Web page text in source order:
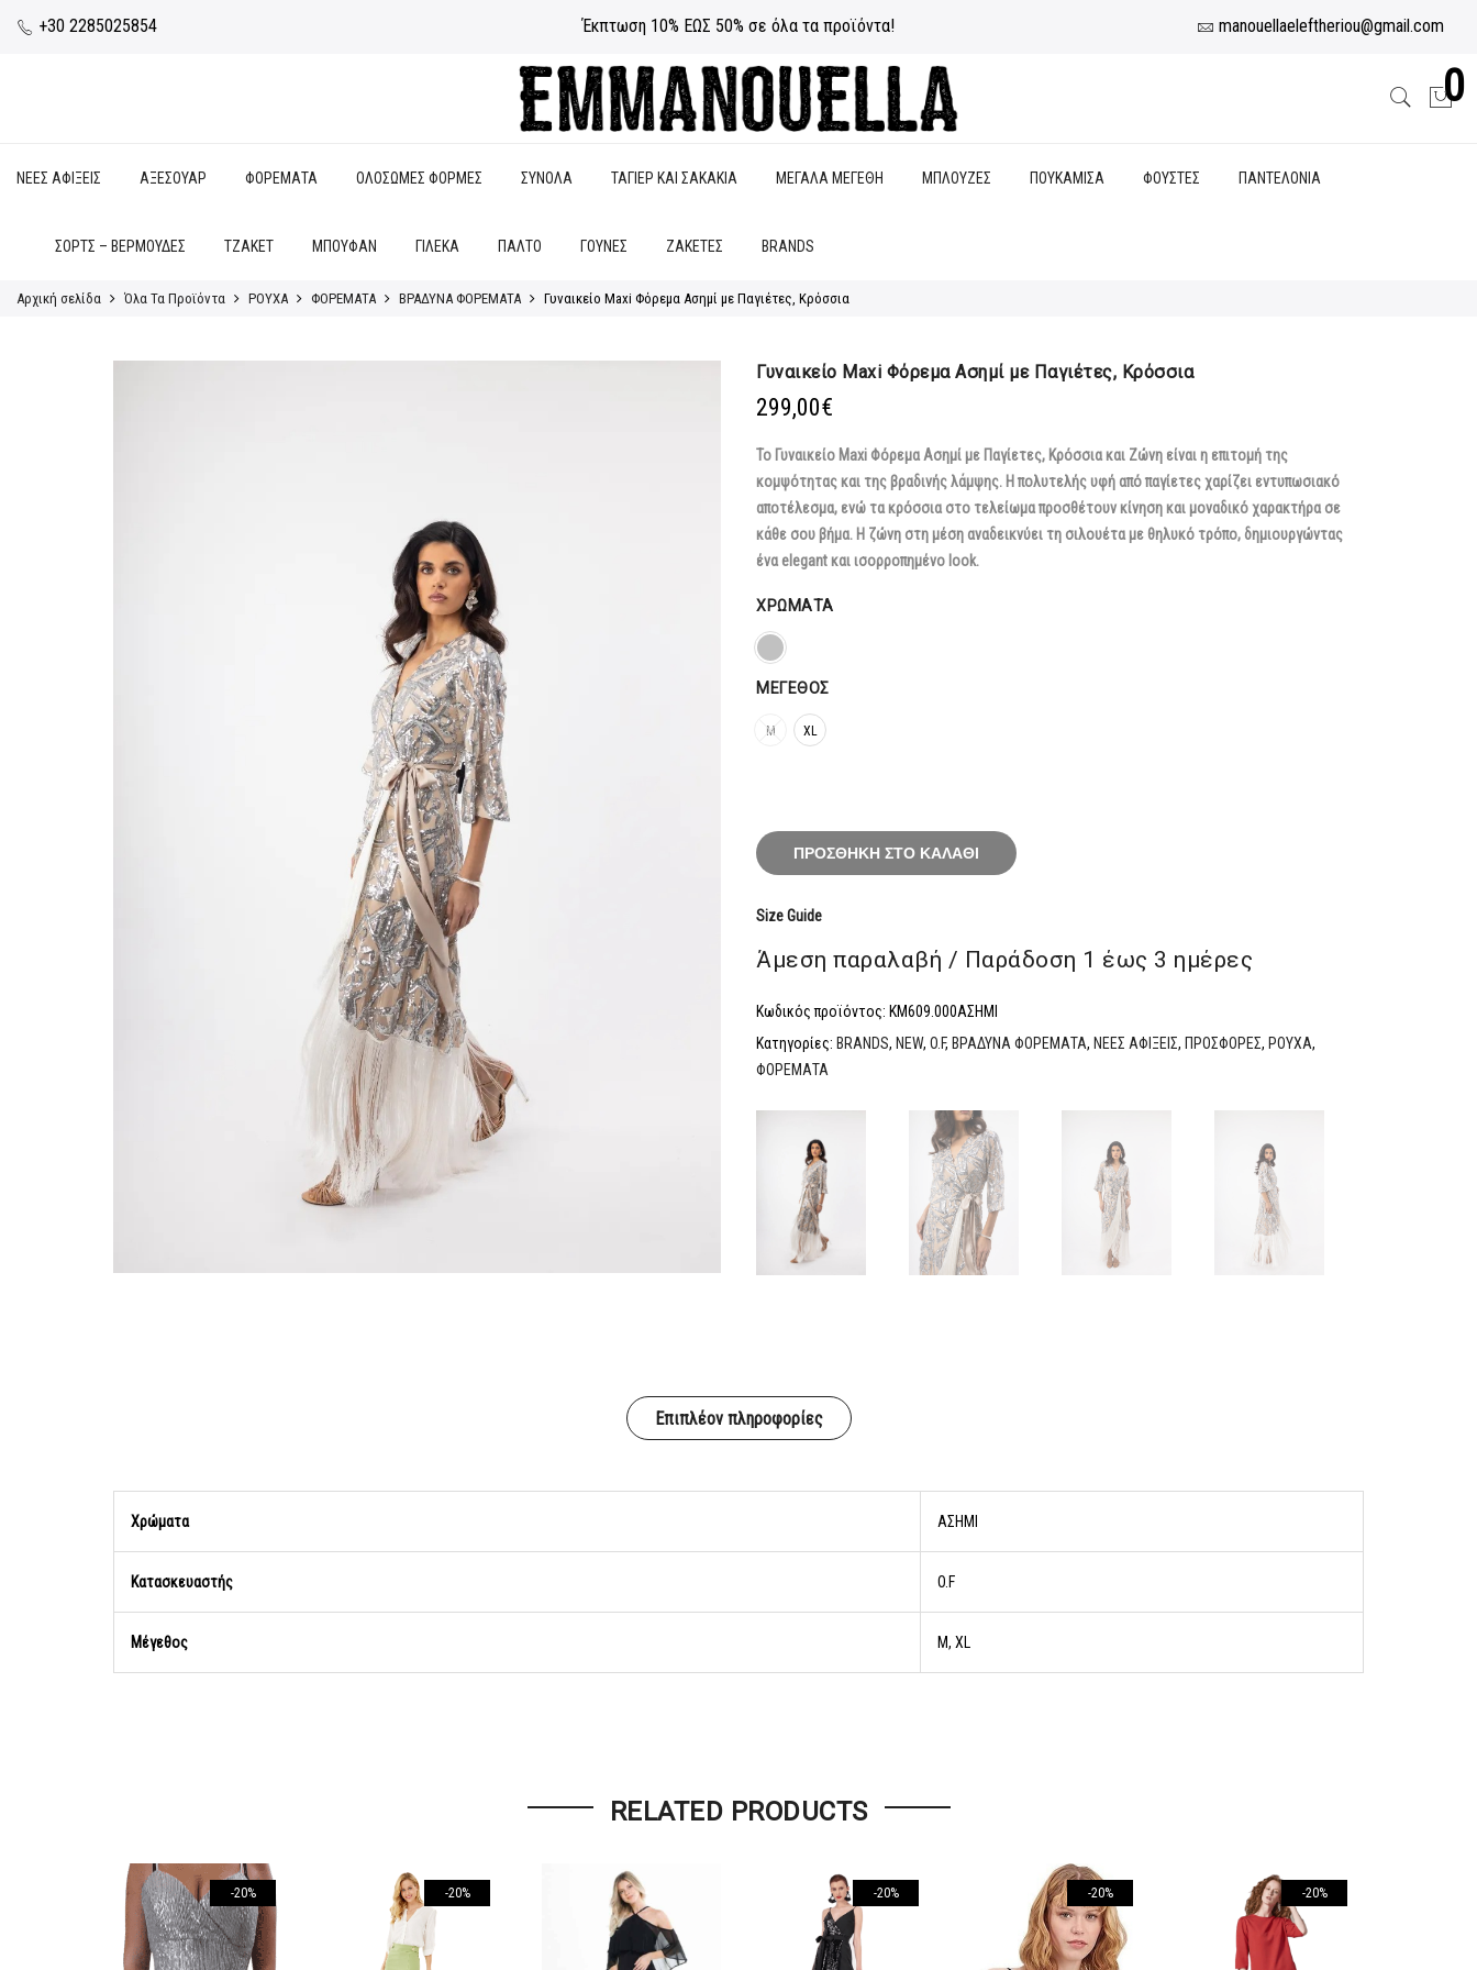
+30 2285025854 Έκπτωση 10% ΕΩΣ 50% σε όλα τα προϊόντα! manouellaeleftheriou@gmail.com
0
ΝΕΕΣ ΑΦΙΞΕΙΣ ΑΞΕΣΟΥΑΡ ΦΟΡΕΜΑΤΑ ΟΛΟΣΩΜΕΣ ΦΟΡΜΕΣ ΣΥΝΟΛΑ ΤΑΓΙΕΡ ΚΑΙ ΣΑΚΑΚΙΑ ΜΕΓΑΛΑ ΜΕΓΕΘΗ ΜΠΛΟΥΖΕΣ ΠΟΥΚΑΜΙΣΑ ΦΟΥΣΤΕΣ ΠΑΝΤΕΛΟΝΙΑ
ΣΟΡΤΣ – ΒΕΡΜΟΥΔΕΣ ΤΖΑΚΕΤ ΜΠΟΥΦΑΝ ΓΙΛΕΚΑ ΠΑΛΤΟ ΓΟΥΝΕΣ ΖΑΚΕΤΕΣ BRANDS
Αρχική σελίδα Όλα Τα Προϊόντα ΡΟΥΧΑ ΦΟΡΕΜΑΤΑ ΒΡΑΔΥΝΑ ΦΟΡΕΜΑΤΑ Γυναικείο Maxi Φόρεμα Ασημί με Παγιέτες, Κρόσσια
Γυναικείο Maxi Φόρεμα Ασημί με Παγιέτες, Κρόσσια
299,00€
Το Γυναικείο Maxi Φόρεμα Ασημί με Παγίετες, Κρόσσια και Ζώνη είναι η επιτομή της
κομψότητας και της βραδινής λάμψης. Η πολυτελής υφή από παγίετες χαρίζει εντυπωσιακό
αποτέλεσμα, ενώ τα κρόσσια στο τελείωμα προσθέτουν κίνηση και μοναδικό χαρακτήρα σε
κάθε σου βήμα. Η ζώνη στη μέση αναδεικνύει τη σιλουέτα με θηλυκό τρόπο, δημιουργώντας
ένα elegant και ισορροπημένο look.
ΧΡΏΜΑΤΑ
ΜΈΓΕΘΟΣ
M XL
ΠΡΟΣΘΉΚΗ ΣΤΟ ΚΑΛΆΘΙ
Size Guide
Άμεση παραλαβή / Παράδoση 1 έως 3 ημέρες
Κωδικός προϊόντος: KM609.000ΑΣΗΜΙ
Κατηγορίες: BRANDS, NEW, O.F, ΒΡΑΔΥΝΑ ΦΟΡΕΜΑΤΑ, ΝΕΕΣ ΑΦΙΞΕΙΣ, ΠΡΟΣΦΟΡΕΣ, ΡΟΥΧΑ,
ΦΟΡΕΜΑΤΑ
Επιπλέον πληροφορίες
Χρώματα AΣΗΜΙ
Κατασκευαστής O.F
Μέγεθος M, XL
RELATED PRODUCTS
-20% -20% -20% -20% -20%